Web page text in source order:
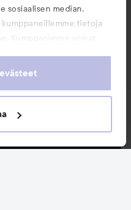
sosiaalisen median,
tietoja
käyttänyt heidän